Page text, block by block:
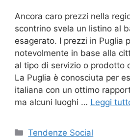
Ancora caro prezzi nella
scontrino svela un listino al
esagerato. I prezzi in Puglia
notevolmente in base alla
al tipo di servizio o prodotto
La Puglia è conosciuta per
italiana con un ottimo
ma alcuni luoghi … Leggi
Categorie
Tendenze Social